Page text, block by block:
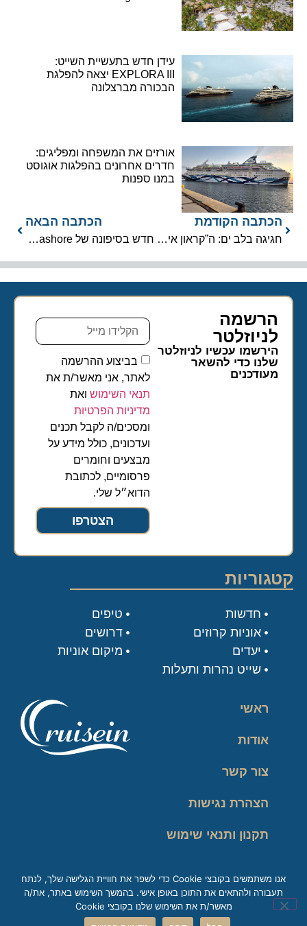
עידן חדש בתעשיית השייט:
EXPLORA III יצאה להפלגת
הבכורה מברצלונה
אורזים את המשפחה ומפליגים:
חדרים אחרונים בהפלגות אוגוסט
במנו ספנות
הכתבה הקודמת
חגיגה בלב ים: ה”קראון איריס” פתחה את עונת ההפלגות בדרכה לקפריסין
הכתבה הבאה
חדש בסיפונה של MSC Seashore: ברביקיו ועוף במרחק נגיעה מהבריכה
הרשמה
לניוזלטר​
הירשמו עכשיו לניוזלטר
שלנו כדי להשאר
מעודכנים
בביצוע ההרשמה
לאתר, אני מאשר/ת את
תנאי השימושואת
מדיניות הפרטיות
ומסכים/ה לקבל תכנים
ועדכונים, כולל מידע על
מבצעים וחומרים
פרסומיים, לכתובת
הדוא״ל שלי.
הצטרפו
ראשי
אודות
צור קשר
הצהרת נגישות
תקנון ותנאי שימוש
זכות עיון במידע
קטגוריות
טיפים
דרושים
מיקום אוניות
חדשות
אוניות קרוזים
יעדים
שייט נהרות ותעלות
אנו משתמשים בקובצי Cookie כדי לשפר את חוויית הגלישה שלך, לנתח
תעבורה ולהתאים את התוכן באופן אישי. בהמשך השימוש באתר, את/ה
מאשר/ת את השימוש שלנו בקובצי Cookie